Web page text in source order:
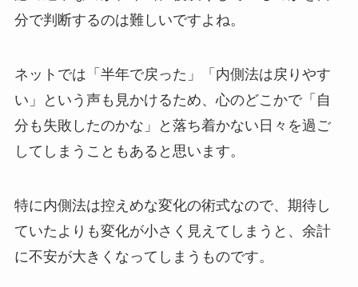
分で判断するのは難しいですよね。
ネットでは「半年で戻った」「内側法は戻りやす
い」という声も見かけるため、心のどこかで「自
分も失敗したのかな」と落ち着かない日々を過ご
してしまうこともあると思います。
特に内側法は控えめな変化の術式なので、期待し
ていたよりも変化が小さく見えてしまうと、余計
に不安が大きくなってしまうものです。